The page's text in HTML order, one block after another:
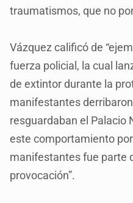
traumatismos, que no
Vázquez calificó de
fuerza policial, la cual
de extintor durante la
manifestantes
resguardaban el Palacio
este comportamiento
manifestantes fue parte
provocación”.